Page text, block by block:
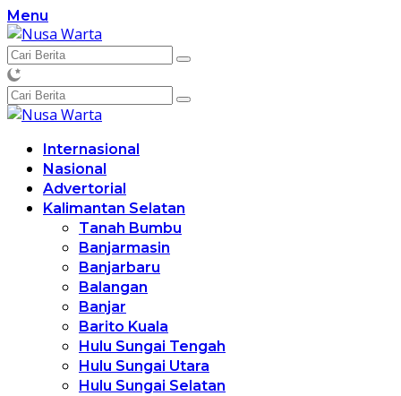
Langsung
ke
konten
Menu
Internasional
Nasional
Advertorial
Kalimantan Selatan
Tanah Bumbu
Banjarmasin
Banjarbaru
Balangan
Banjar
Barito Kuala
Hulu Sungai Tengah
Hulu Sungai Utara
Hulu Sungai Selatan